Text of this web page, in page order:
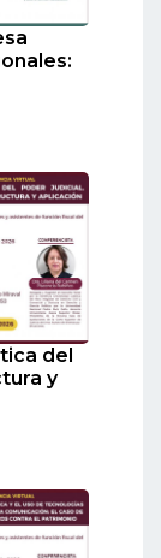
del
y